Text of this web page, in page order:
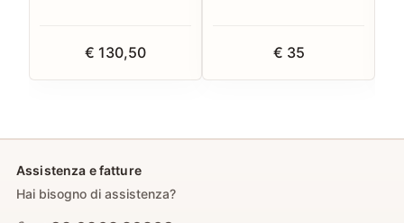
€ 130,50 € 35
Assistenza e fatture
Hai bisogno di assistenza?